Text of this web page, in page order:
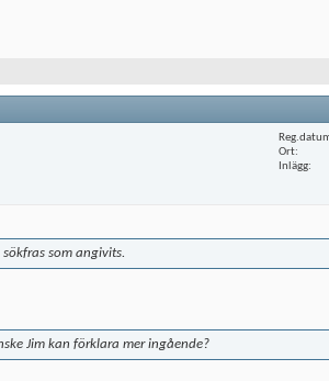
Ort
Inlägg
som angivits.
Jim kan förklara mer ingående?